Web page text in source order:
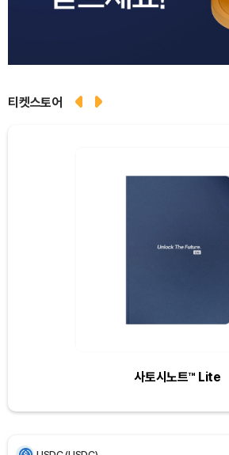
티켓스토어
사토시노트™ Lite
BNB (BNB)